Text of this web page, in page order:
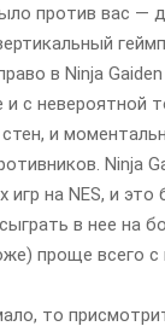
против вас —
в Ninja
с невероятной
и
Ninja
на NES, и это
в нее на
проще всего с
то